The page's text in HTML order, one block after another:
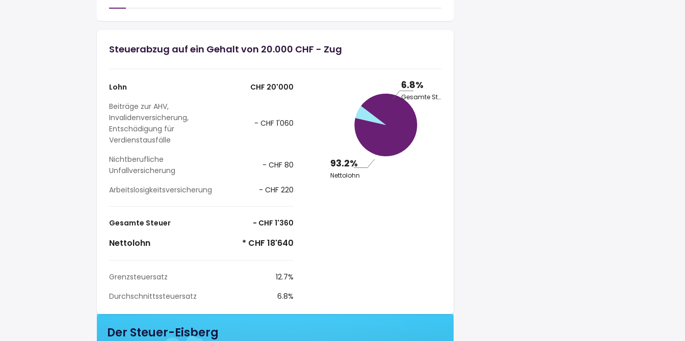
Steuerabzug auf ein Gehalt von 20.000 CHF - Zug
Lohn
CHF 20'000
Beiträge zur AHV,
Invalidenversicherung,
Entschädigung für
Verdienstausfälle
- CHF 1'060
Nichtberufliche
Unfallversicherung
- CHF 80
Arbeitslosigkeitsversicherung - CHF 220
Gesamte Steuer - CHF 1'360
Nettolohn * CHF 18'640
Grenzsteuersatz
12.7%
Durchschnittssteuersatz
6.8%
6.8%
Gesamte Steuer
93.2%
Nettolohn
Der Steuer-Eisberg